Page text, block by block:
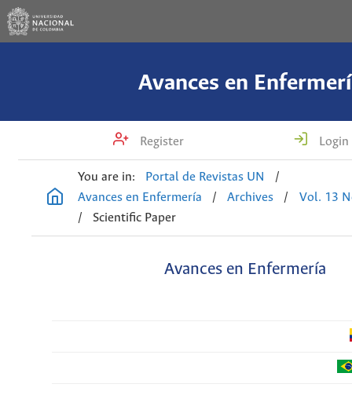
Avances en
Register Login
You are in: Portal de Revistas UN
/
Avances en Enfermería
/ Archives /
Vol. 13
/
Scientific Paper
Avances en Enfermería